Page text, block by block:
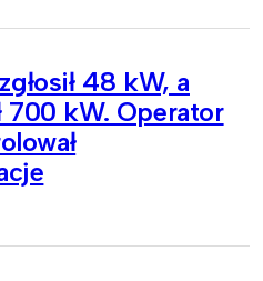
48 kW, a
700 kW. Operator